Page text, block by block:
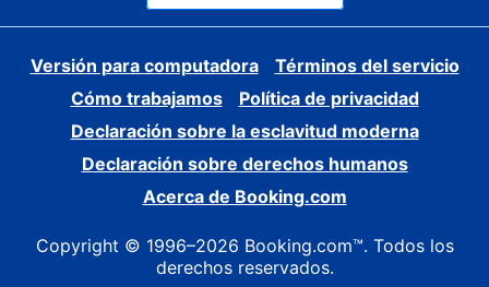
Versión para computadora
Términos del servicio
Cómo trabajamos
Política de privacidad
Declaración sobre la esclavitud moderna
Declaración sobre derechos humanos
Acerca de Booking.com
Copyright © 1996–2026 Booking.com™. Todos los
derechos reservados.